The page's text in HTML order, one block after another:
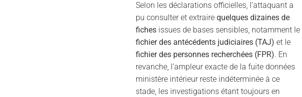
Selon les déclarations officielles, l’attaquant a
pu consulter et extraire quelques dizaines de
fichesissues de bases sensibles, notamment le
fichier des antécédents judiciaires (TAJ) et le
fichier des personnes recherchées (FPR). En
revanche, l’ampleur exacte de la fuite données
ministère intérieur reste indéterminée à ce
stade, les investigations étant toujours en